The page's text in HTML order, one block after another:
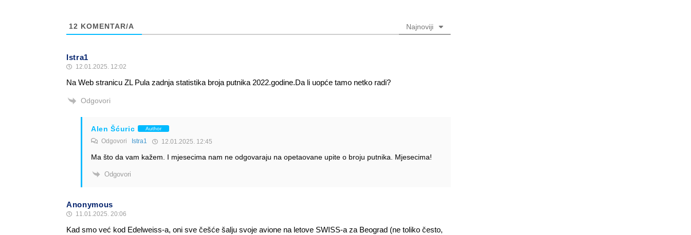
12 KOMENTAR/A Najnoviji
Istra1
12.01.2025. 12:02
Na Web stranicu ZL Pula zadnja statistika broja putnika 2022.godine.Da li uopće tamo netko radi?
Odgovori
Alen Šćuric Author
Odgovori Istra1 12.01.2025. 12:45
Ma što da vam kažem. I mjesecima nam ne odgovaraju na opetaovane upite o broju putnika. Mjesecima!
Odgovori
Anonymous
11.01.2025. 20:06
Kad smo već kod Edelweiss-a, oni sve češće šalju svoje avione na letove SWISS-a za Beograd (ne toliko često,